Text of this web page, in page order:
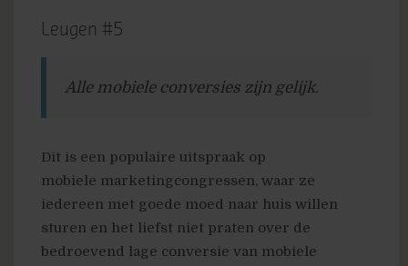
Leugen #5
Alle mobiele conversies zijn gelijk.
Dit is een populaire uitspraak op
mobiele marketingcongressen, waar ze
iedereen met goede moed naar huis willen
sturen en het liefst niet praten over de
bedroevend lage conversie van mobiele